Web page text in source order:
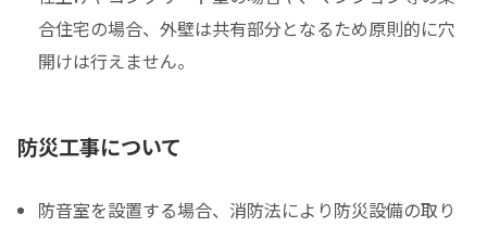
合住宅の場合、外壁は共有部分となるため原則的に穴
開けは行えません。
防災工事について
防音室を設置する場合、消防法により防災設備の取り